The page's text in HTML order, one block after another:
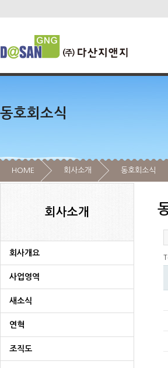
동호회소식
HOME 회사소개 동호회소식
회사소개
회사개요
사업영역
새소식
연혁
조직도